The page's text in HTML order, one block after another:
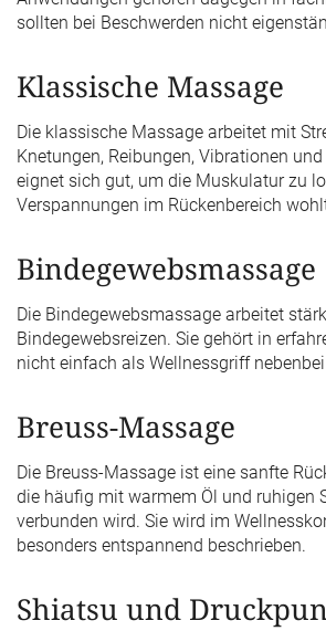
sollten bei Beschwerden nicht
Klassische Massage
Die klassische Massage arbeitet mit
Knetungen, Reibungen, Vibrationen
eignet sich gut, um die Muskulatur zu
Verspannungen im Rückenbereich
Bindegewebsmassage
Die Bindegewebsmassage arbeitet
Bindegewebsreizen. Sie gehört in
nicht einfach als Wellnessgriff
Breuss-Massage
Die Breuss-Massage ist eine sanfte
die häufig mit warmem Öl und ruhigen
verbunden wird. Sie wird im
besonders entspannend beschrieben.
Shiatsu und